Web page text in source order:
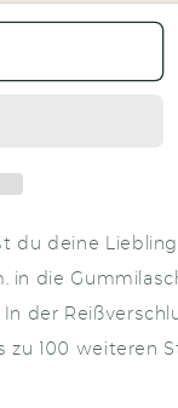
du deine
in die
der
zu 100 weiteren